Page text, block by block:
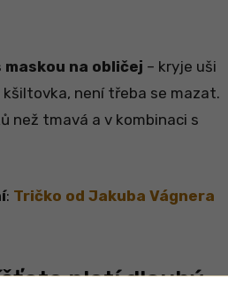
maskou na obličej – kryje uši
není třeba se mazat.
než tmavá a v kombinaci s
: Tričko od Jakuba Vágnera
platí dlouhý